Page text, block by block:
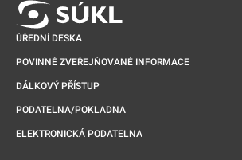
ÚŘEDNÍ DESKA
POVINNĚ ZVEŘEJŇOVANÉ INFORMACE
DÁLKOVÝ PŘÍSTUP
PODATELNA/POKLADNA
ELEKTRONICKÁ PODATELNA